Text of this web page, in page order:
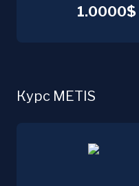
1.0000$
Курс METIS